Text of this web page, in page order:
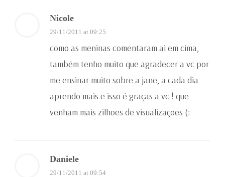
Nicole
29/11/2011 at 09:25
como as meninas comentaram ai em cima,
também tenho muito que agradecer a vc por
me ensinar muito sobre a jane, a cada dia
aprendo mais e isso é graças a vc ! que
venham mais zilhoes de visualizaçoes (:
Daniele
29/11/2011 at 09:54